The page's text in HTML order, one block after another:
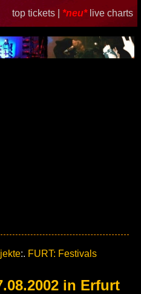
top tickets | *neu* live charts
:. FURT: Festivals
in Erfurt